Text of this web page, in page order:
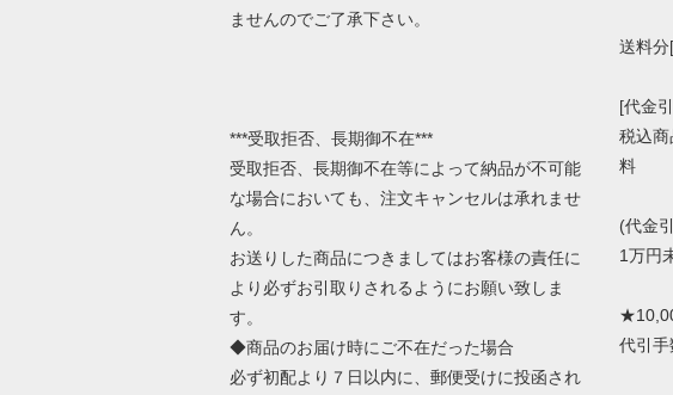
ませんのでご了承下さい。
***受取拒否、長期御不在***
受取拒否、長期御不在等によって納品が不可能
な場合においても、注文キャンセルは承れませ
ん。
お送りした商品につきましてはお客様の責任に
より必ずお引取りされるようにお願い致しま
す。
◆商品のお届け時にご不在だった場合
必ず初配より７日以内に、郵便受けに投函され
送料分
[代金
税込
料
(代金
1万円
代引手